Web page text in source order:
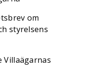
om
styrelsens
Villaägarnas